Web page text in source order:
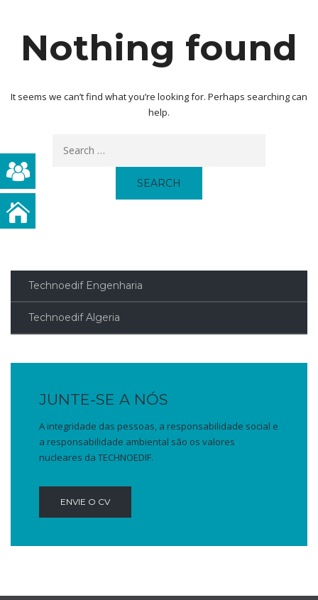
Nothing found
It seems we can’t find what you’re looking for. Perhaps searching can
help.
Technoedif Engenharia
Technoedif Algeria
JUNTE-SE A NÓS
A integridade das pessoas, a responsabilidade social e
a responsabilidade ambiental são os valores
nucleares da TECHNOEDIF.
ENVIE O CV